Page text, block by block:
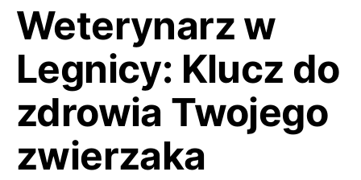
Weterynarz w
Legnicy: Klucz do
zdrowia Twojego
zwierzaka